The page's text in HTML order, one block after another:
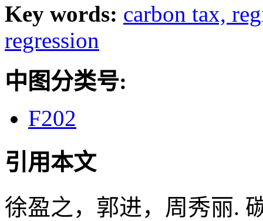
Key words: carbon tax,
regression
中图分类号:
F202
引用本文
徐盈之，郭进，周秀丽.